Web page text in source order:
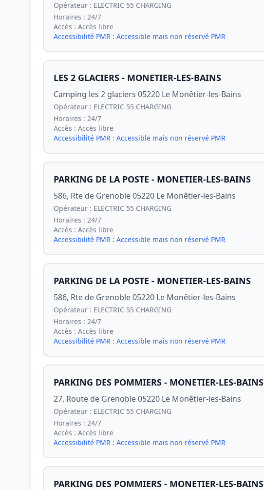
Opérateur : ELECTRIC 55 CHARGING
Horaires : 24/7
Accès : Accès libre
Accessibilité PMR : Accessible mais non réservé PMR
LES 2 GLACIERS - MONETIER-LES-BAINS
Camping les 2 glaciers 05220 Le Monêtier-les-Bains
Opérateur : ELECTRIC 55 CHARGING
Horaires : 24/7
Accès : Accès libre
Accessibilité PMR : Accessible mais non réservé PMR
PARKING DE LA POSTE - MONETIER-LES-BAINS
586, Rte de Grenoble 05220 Le Monêtier-les-Bains
Opérateur : ELECTRIC 55 CHARGING
Horaires : 24/7
Accès : Accès libre
Accessibilité PMR : Accessible mais non réservé PMR
PARKING DE LA POSTE - MONETIER-LES-BAINS
586, Rte de Grenoble 05220 Le Monêtier-les-Bains
Opérateur : ELECTRIC 55 CHARGING
Horaires : 24/7
Accès : Accès libre
Accessibilité PMR : Accessible mais non réservé PMR
PARKING DES POMMIERS - MONETIER-LES-BAINS
27, Route de Grenoble 05220 Le Monêtier-les-Bains
Opérateur : ELECTRIC 55 CHARGING
Horaires : 24/7
Accès : Accès libre
Accessibilité PMR : Accessible mais non réservé PMR
PARKING DES POMMIERS - MONETIER-LES-BAINS